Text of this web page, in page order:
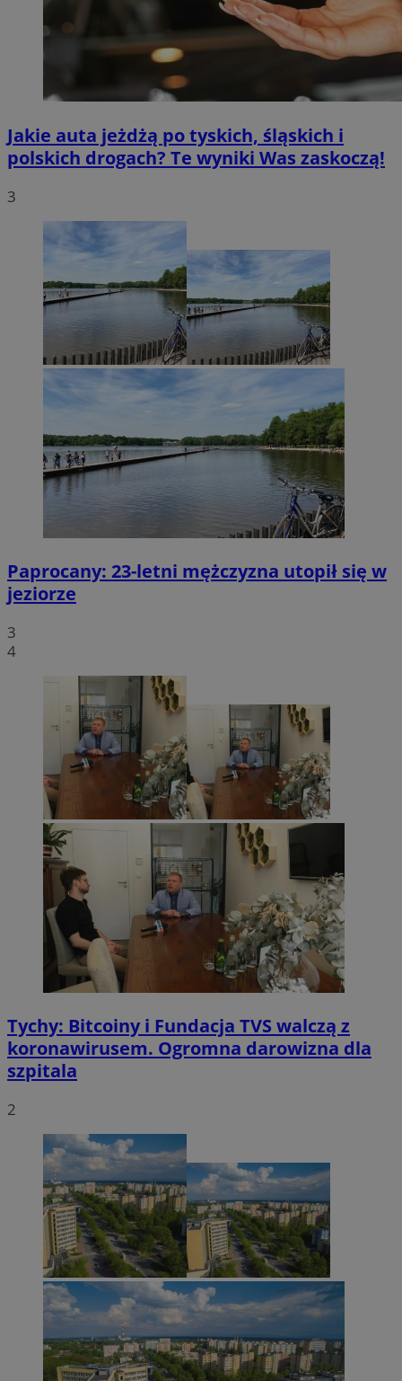
Jakie auta jeżdżą po tyskich, śląskich i
polskich drogach? Te wyniki Was zaskoczą!
3
Paprocany: 23-letni mężczyzna utopił się w
jeziorze
3
4
Tychy: Bitcoiny i Fundacja TVS walczą z
koronawirusem. Ogromna darowizna dla
szpitala
2